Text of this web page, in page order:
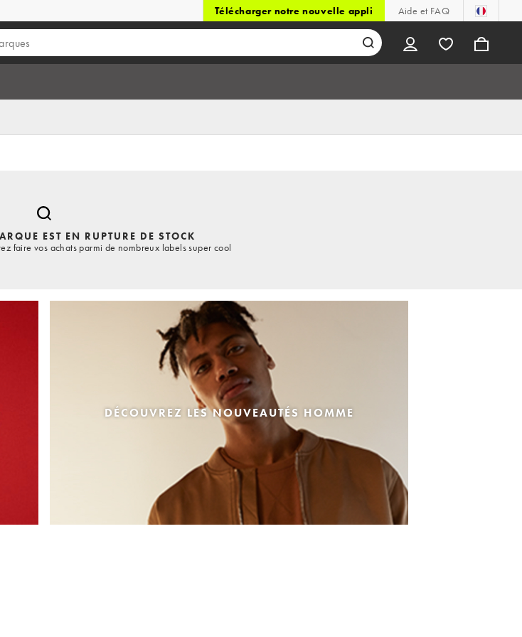
Télécharger notre nouvelle appli Aide et FAQ
EST EN RUPTURE DE STOCK
faire vos achats parmi de nombreux labels super cool
DÉCOUVREZ LES NOUVEAUTÉS HOMME